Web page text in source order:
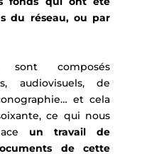
du réseau, ou par
sont composés
audiovisuels, de
et cela
ce qui nous
un travail de
de cette